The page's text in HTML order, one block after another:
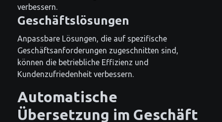
verbessern.
Geschäftslösungen
Anpassbare Lösungen, die auf spezifische
Geschäftsanforderungen zugeschnitten sind,
können die betriebliche Effizienz und
Kundenzufriedenheit verbessern.
Automatische
Übersetzung im Geschäft